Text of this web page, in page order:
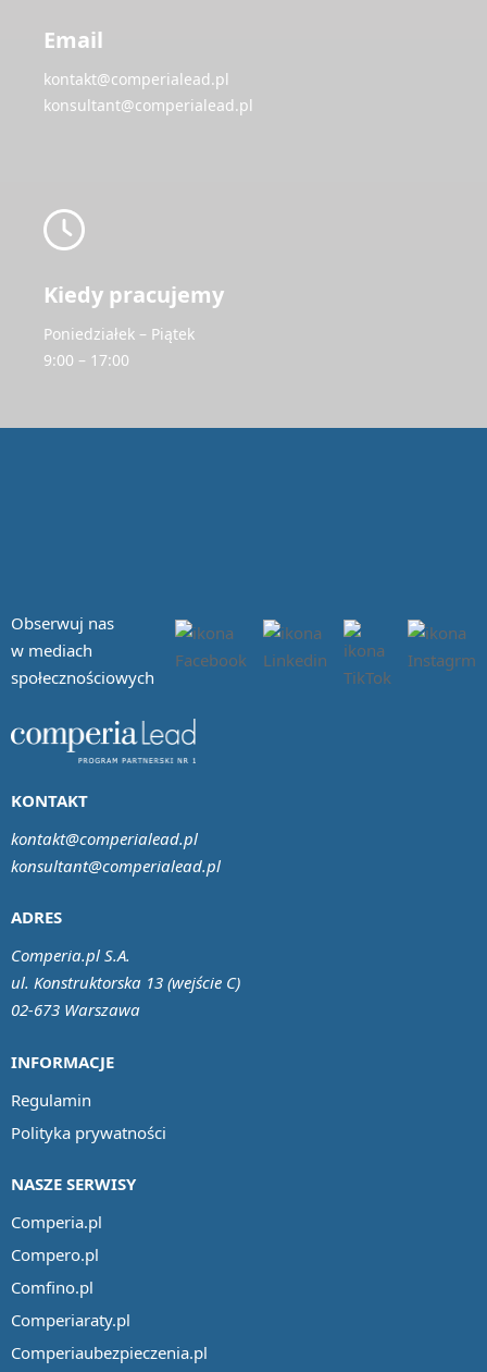
Email
kontakt@comperialead.pl
konsultant@comperialead.pl
Kiedy pracujemy
Poniedziałek – Piątek
9:00 – 17:00
Obserwuj nas
w mediach
społecznościowych
INFORMACJE
Regulamin
Polityka prywatności
NASZE SERWISY
Comperia.pl
Compero.pl
Comfino.pl
Comperiaraty.pl
Comperiaubezpieczenia.pl
ADRES
Comperia.pl S.A.
ul. Konstruktorska 13 (wejście C)
02-673 Warszawa
KONTAKT
kontakt@comperialead.pl
konsultant@comperialead.pl